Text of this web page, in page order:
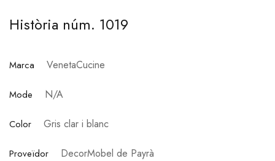
Història núm. 1019
Marca VenetaCucine
Mode N/A
Color Gris clar i blanc
Proveïdor DecorMobel de Payrà